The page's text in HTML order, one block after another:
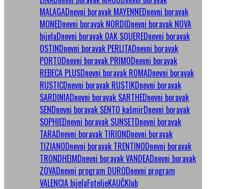
MALAGADnevni boravak MAYENNEDnevni boravak
MONEDnevni boravak NORDIDnevni boravak NOVA
bijelaDnevni boravak OAK SQUEREDnevni boravak
OSTINDnevni boravak PERLITADnevni boravak
PORTODnevni boravak PRIMODnevni boravak
REBECA PLUSDnevni boravak ROMADnevni boravak
RUSTICDnevni boravak RUSTIKDnevni boravak
SARDINIADnevni boravak SARTHEDnevni boravak
SENDnevni boravak SENTO kašmirDnevni boravak
SOPHIEDnevni boravak SUNSETDnevni boravak
TARADnevni boravak TIRIONDnevni boravak
TIZIANODnevni boravak TRENTINODnevni boravak
TRONDHEIMDnevni boravak VANDEADnevni boravak
ZOVADnevni program DURODnevni program
VALENCIA bijelaFoteljeKAUČKlub